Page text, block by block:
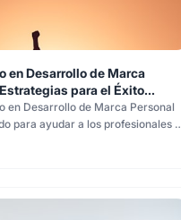
en Desarrollo de Marca
para el Éxito
-UMB
en Desarrollo de Marca Personal
para ayudar a los profesionales a
presencia en el ámbito laboral.
a emprendedores, ejecutivos,